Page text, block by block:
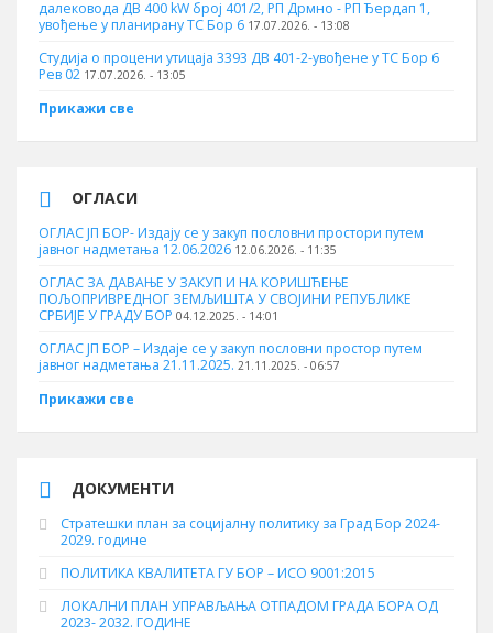
далековода ДВ 400 kW број 401/2, РП Дрмно - РП Ђердап 1,
увођење у планирану ТС Бор 6 17.07.2026. - 13:08
Студија о процени утицаја 3393 ДВ 401-2-увођене у ТС Бор 6
Рев 02 17.07.2026. - 13:05
Прикажи све
ОГЛАСИ
ОГЛАС ЈП БОР- Издају се у закуп пословни простори путем
јавног надметања 12.06.2026 12.06.2026. - 11:35
ОГЛАС ЗА ДАВАЊЕ У ЗАКУП И НА КОРИШЋЕЊЕ
ПОЉОПРИВРЕДНОГ ЗЕМЉИШТА У СВОЈИНИ РЕПУБЛИКЕ
СРБИЈЕ У ГРАДУ БОР 04.12.2025. - 14:01
ОГЛАС ЈП БОР – Издаје се у закуп пословни простор путем
јавног надметања 21.11.2025. 21.11.2025. - 06:57
Прикажи све
ДОКУМЕНТИ
Стратешки план за социјалну политику за Град Бор 2024-
2029. године
ПОЛИТИКА КВАЛИТЕТА ГУ БОР – ИСО 9001:2015
ЛОКАЛНИ ПЛАН УПРАВЉАЊА ОТПАДОМ ГРАДА БОРА ОД
2023- 2032. ГОДИНЕ